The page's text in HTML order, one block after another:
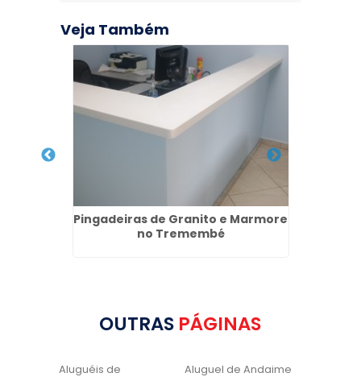
Veja Também
Pingadeiras de Granito e Marmore
no Tremembé
OUTRAS PÁGINAS
Aluguéis de
Aluguel de Andaime